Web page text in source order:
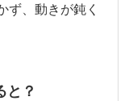
ず、動きが鈍く
と？